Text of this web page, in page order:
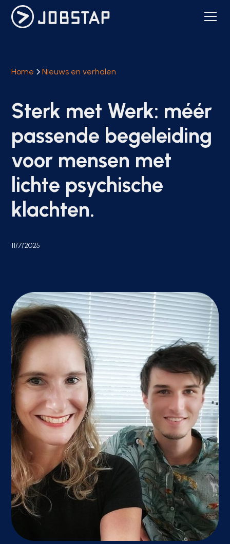
Home Nieuws en verhalen
Sterk met Werk: méér
passende begeleiding
voor mensen met
lichte psychische
klachten.
11/7/2025